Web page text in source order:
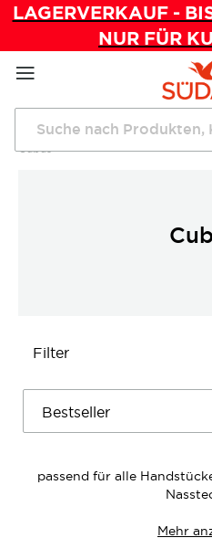
LAGERVERKAUF -
NUR FÜR
Startseite Einrichtung
Cubus
Filter
passend für alle
Mehr